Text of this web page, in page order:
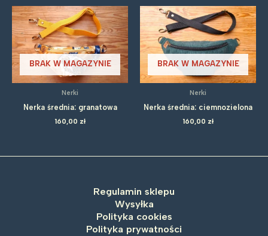
BRAK W MAGAZYNIE
Nerki
Nerka średnia: granatowa
160,00 zł
BRAK W MAGAZYNIE
Nerki
Nerka średnia: ciemnozielona
160,00 zł
Regulamin sklepu
Wysyłka
Polityka cookies
Polityka prywatności